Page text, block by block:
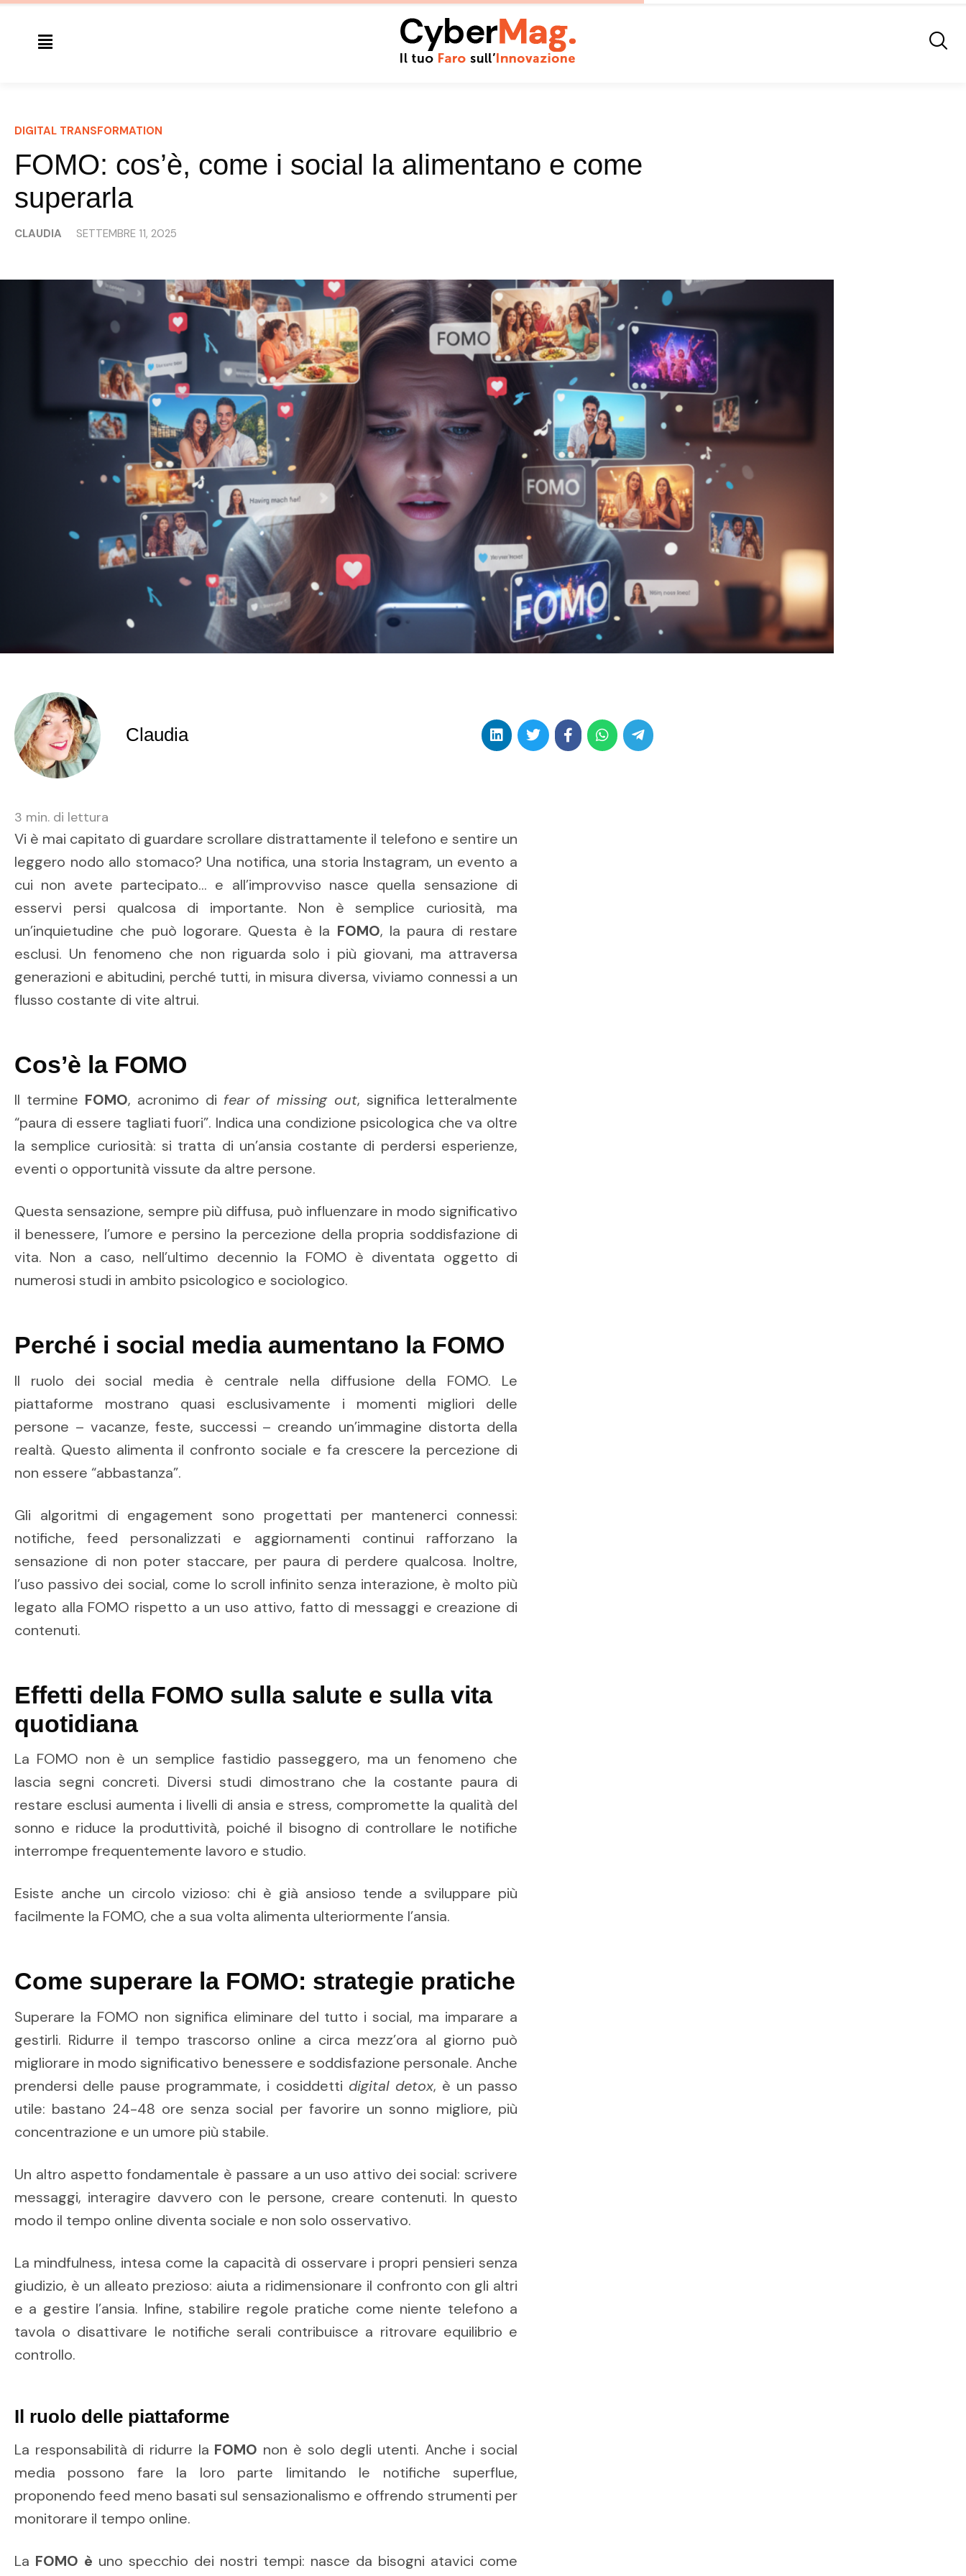
DIGITAL TRANSFORMATION
FOMO: cos’è, come i social la alimentano e come
superarla
CLAUDIA SETTEMBRE 11, 2025
Claudia
3 min. di lettura
Vi è mai capitato di guardare scrollare distrattamente il telefono e sentire un
leggero nodo allo stomaco? Una notifica, una storia Instagram, un evento a
cui non avete partecipato… e all’improvviso nasce quella sensazione di
esservi persi qualcosa di importante. Non è semplice curiosità, ma
un’inquietudine che può logorare. Questa è la FOMO, la paura di restare
esclusi. Un fenomeno che non riguarda solo i più giovani, ma attraversa
generazioni e abitudini, perché tutti, in misura diversa, viviamo connessi a un
flusso costante di vite altrui.
Cos’è la FOMO
Il termine FOMO, acronimo di fear of missing out, significa letteralmente
“paura di essere tagliati fuori”. Indica una condizione psicologica che va oltre
la semplice curiosità: si tratta di un’ansia costante di perdersi esperienze,
eventi o opportunità vissute da altre persone.
Questa sensazione, sempre più diffusa, può influenzare in modo significativo
il benessere, l’umore e persino la percezione della propria soddisfazione di
vita. Non a caso, nell’ultimo decennio la FOMO è diventata oggetto di
numerosi studi in ambito psicologico e sociologico.
Perché i social media aumentano la FOMO
Il ruolo dei social media è centrale nella diffusione della FOMO. Le
piattaforme mostrano quasi esclusivamente i momenti migliori delle
persone – vacanze, feste, successi – creando un’immagine distorta della
realtà. Questo alimenta il confronto sociale e fa crescere la percezione di
non essere “abbastanza”.
Gli algoritmi di engagement sono progettati per mantenerci connessi:
notifiche, feed personalizzati e aggiornamenti continui rafforzano la
sensazione di non poter staccare, per paura di perdere qualcosa. Inoltre,
l’uso passivo dei social, come lo scroll infinito senza interazione, è molto più
legato alla FOMO rispetto a un uso attivo, fatto di messaggi e creazione di
contenuti.
Effetti della FOMO sulla salute e sulla vita
quotidiana
La FOMO non è un semplice fastidio passeggero, ma un fenomeno che
lascia segni concreti. Diversi studi dimostrano che la costante paura di
restare esclusi aumenta i livelli di ansia e stress, compromette la qualità del
sonno e riduce la produttività, poiché il bisogno di controllare le notifiche
interrompe frequentemente lavoro e studio.
Esiste anche un circolo vizioso: chi è già ansioso tende a sviluppare più
facilmente la FOMO, che a sua volta alimenta ulteriormente l’ansia.
Come superare la FOMO: strategie pratiche
Superare la FOMO non significa eliminare del tutto i social, ma imparare a
gestirli. Ridurre il tempo trascorso online a circa mezz’ora al giorno può
migliorare in modo significativo benessere e soddisfazione personale. Anche
prendersi delle pause programmate, i cosiddetti digital detox, è un passo
utile: bastano 24-48 ore senza social per favorire un sonno migliore, più
concentrazione e un umore più stabile.
Un altro aspetto fondamentale è passare a un uso attivo dei social: scrivere
messaggi, interagire davvero con le persone, creare contenuti. In questo
modo il tempo online diventa sociale e non solo osservativo.
La mindfulness, intesa come la capacità di osservare i propri pensieri senza
giudizio, è un alleato prezioso: aiuta a ridimensionare il confronto con gli altri
e a gestire l’ansia. Infine, stabilire regole pratiche come niente telefono a
tavola o disattivare le notifiche serali contribuisce a ritrovare equilibrio e
controllo.
Il ruolo delle piattaforme
La responsabilità di ridurre la FOMO non è solo degli utenti. Anche i social
media possono fare la loro parte limitando le notifiche superflue,
proponendo feed meno basati sul sensazionalismo e offrendo strumenti per
monitorare il tempo online.
La FOMO è uno specchio dei nostri tempi: nasce da bisogni atavici come